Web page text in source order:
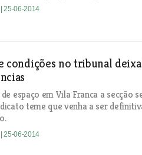
| 25-06-2014
condições no tribunal
espaço em Vila Franca a secção
teme que venha a ser
| 25-06-2014